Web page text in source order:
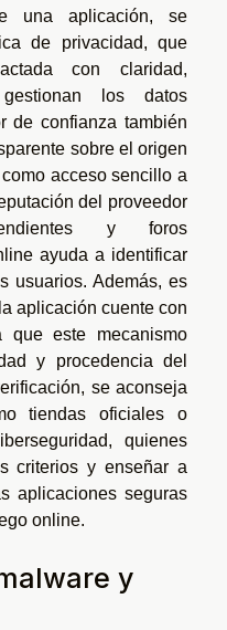
una aplicación, se
de privacidad, que
con claridad,
los datos
de confianza también
sobre el origen
acceso sencillo a
del proveedor
y foros
ayuda a identificar
usuarios. Además, es
aplicación cuente con
este mecanismo
y procedencia del
se aconseja
tiendas oficiales o
quienes
criterios y enseñar a
aplicaciones seguras
online.
y